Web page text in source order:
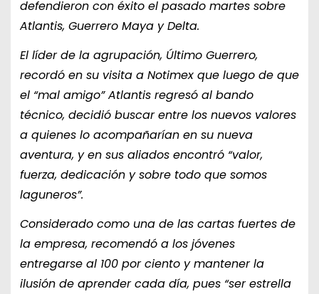
defendieron con éxito el pasado martes sobre
Atlantis, Guerrero Maya y Delta.
El líder de la agrupación, Último Guerrero,
recordó en su visita a Notimex que luego de que
el “mal amigo” Atlantis regresó al bando
técnico, decidió buscar entre los nuevos valores
a quienes lo acompañarían en su nueva
aventura, y en sus aliados encontró “valor,
fuerza, dedicación y sobre todo que somos
laguneros”.
Considerado como una de las cartas fuertes de
la empresa, recomendó a los jóvenes
entregarse al 100 por ciento y mantener la
ilusión de aprender cada día, pues “ser estrella